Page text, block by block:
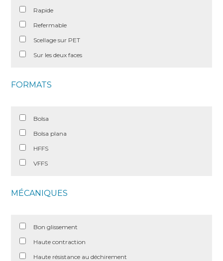
Rapide
Refermable
Scellage sur PET
Sur les deux faces
FORMATS
Bolsa
Bolsa plana
HFFS
VFFS
MÉCANIQUES
Bon glissement
Haute contraction
Haute résistance au déchirement